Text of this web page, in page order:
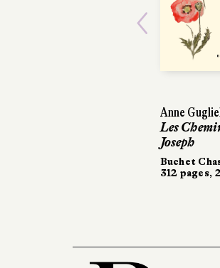
Anne
Les
Joseph
Buchet
312 pages,